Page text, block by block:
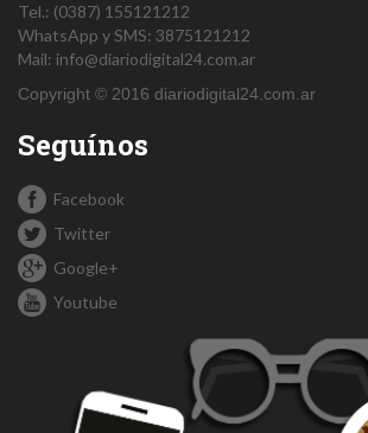
Tel.: (0387) 155121212
WhatsApp y SMS: 3875121212
Mail: info@diariodigital24.com.ar
Copyright © 2016 diariodigital24.com.ar
Seguínos
Facebook
Twitter
Google+
Youtube